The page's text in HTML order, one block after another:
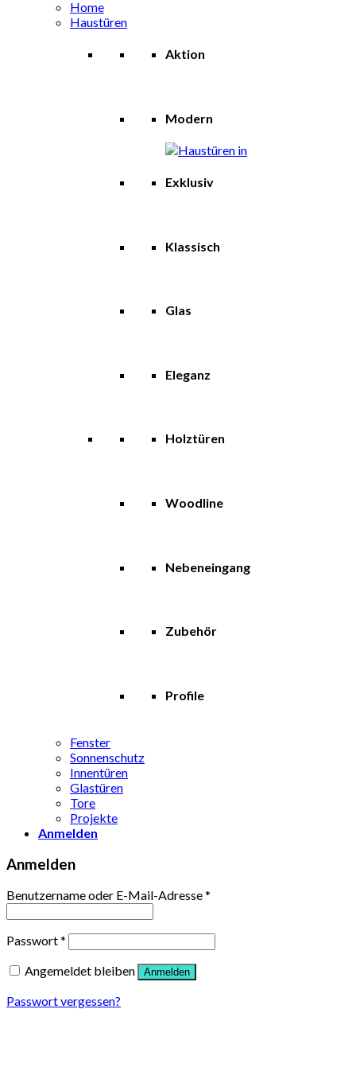
Home
Haustüren
Aktion
Modern
Exklusiv
Klassisch
Glas
Eleganz
Holztüren
Woodline
Nebeneingang
Zubehör
Profile
Fenster
Sonnenschutz
Innentüren
Glastüren
Tore
Projekte
Anmelden
Anmelden
Benutzername oder E-Mail-Adresse*
Passwort*
Angemeldet bleiben
Anmelden
Passwort vergessen?